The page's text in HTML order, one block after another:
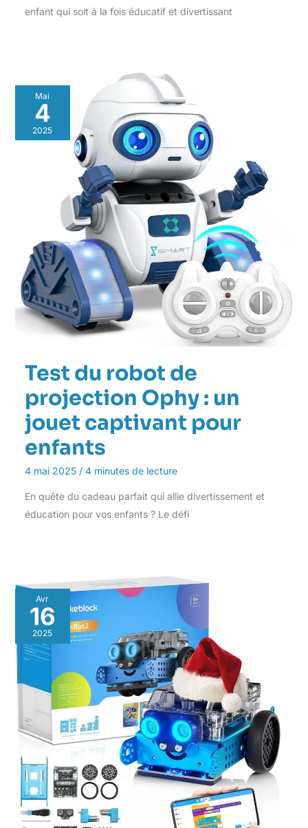
enfant qui soit à la fois éducatif et divertissant
Mai
4
2025
Test du robot de
projection Ophy : un
jouet captivant pour
enfants
4 mai 2025 / 4 minutes de lecture
En quête du cadeau parfait qui allie divertissement et
éducation pour vos enfants ? Le défi
Avr
16
2025